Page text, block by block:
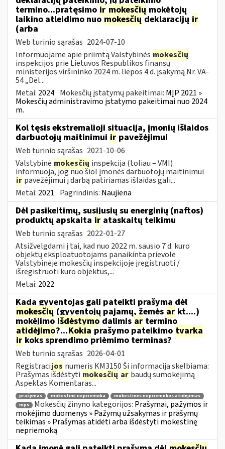
termino...pratęsimo ir mokesčių mokėtojų
laikino atleidimo nuomokesčiųdeklaracijų ir
(arba
Web turinio sąrašas 2024-07-10
Informuojame apie priimtą Valstybinės mokesčių
inspekcijos prie Lietuvos Respublikos finansų
ministerijos viršininko 2024 m. liepos 4 d. įsakymą Nr. VA-
54 „Dėl...
Metai: 2024 Mokesčių įstatymų pakeitimai: MĮP 2021 »
Mokesčių administravimo įstatymo pakeitimai nuo 2024
m.
Kol tęsis ekstremalioji situacija, įmonių išlaidos
darbuotojų maitinimui ir pavežėjimui
Web turinio sąrašas 2021-10-06
Valstybinė mokesčių inspekcija (toliau – VMI)
informuoja, jog nuo šiol įmonės darbuotojų maitinimui
ir pavežėjimui į darbą patiriamas išlaidas gali...
Metai: 2021 Pagrindinis: Naujiena
Dėl pasikeitimų, susijusių su energinių (naftos)
produktų apskaita ir ataskaitų teikimu
Web turinio sąrašas 2022-01-27
Atsižvelgdami į tai, kad nuo 2022 m. sausio 7 d. kuro
objektų eksploatuotojams panaikinta prievolė
Valstybinėje mokesčių inspekcijoje įregistruoti /
išregistruoti kuro objektus,...
Metai: 2022
Kada gyventojas gali pateikti prašymą dėl
mokesčių (gyventojų pajamų, žemės ar kt....)
mokėjimo išdėstymo dalimis ar termino
atidėjimo?...Kokiaprašymo pateikimo tvarka
irkoks sprendimo priėmimo terminas?
Web turinio sąrašas 2026-04-01
Registracijos numeris KM3150 Ši informacija skelbiama:
Prašymas išdėstyti mokesčių ar baudų sumokėjimą
Aspektas Komentaras...
prašymas mokestinė nepriemoka
mokestinės nepriemokos atidėjimas
mps
Mokesčių žinyno kategorijos: Prašymai, pažymos ir
mokėjimo duomenys » Pažymų užsakymas ir prašymų
teikimas » Prašymas atidėti arba išdėstyti mokestinę
nepriemoką